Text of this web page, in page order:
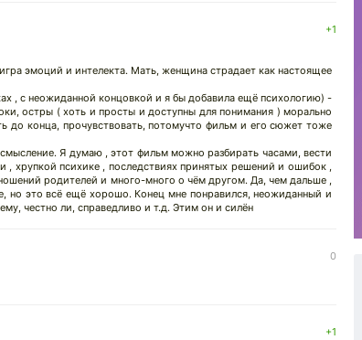
+1
эмоций и интелекта. Мать, женщина страдает как настоящее
, с неожиданной концовкой и я бы добавила ещё психологию) -
остры ( хоть и просты и доступны для понимания ) морально
до конца, прочувствовать, потомучто фильм и его сюжет тоже
Я думаю , этот фильм можно разбирать часами, вести
хрупкой психике , последствиях принятых решений и ошибок ,
родителей и много-много о чём другом. Да, чем дальше ,
но это всё ещё хорошо. Конец мне понравился, неожиданный и
честно ли, справедливо и т.д. Этим он и силён
0
+1